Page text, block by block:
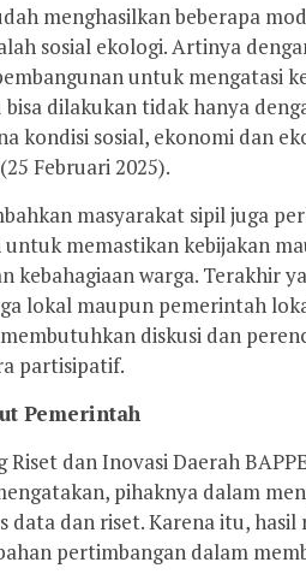
menghasilkan beberapa
sosial ekologi. Artinya
untuk mengatasi
dilakukan tidak hanya
kondisi sosial, ekonomi dan
Februari 2025).
masyarakat sipil juga
untuk memastikan kebijakan
kebahagiaan warga. Terakhir
lokal maupun pemerintah
diskusi dan
partisipatif.
Pemerintah
Riset dan Inovasi Daerah
pihaknya dalam
data dan riset. Karena itu,
pertimbangan dalam